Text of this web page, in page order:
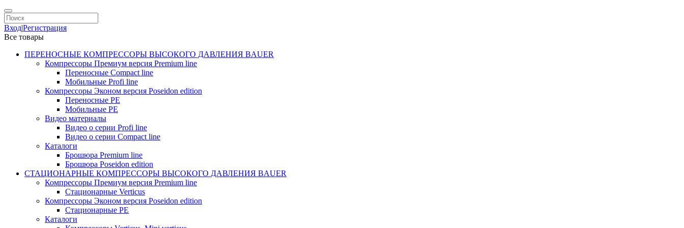
Вход|Регистрация
Все товары
ПЕРЕНОСНЫЕ КОМПРЕССОРЫ ВЫСОКОГО ДАВЛЕНИЯ BAUER
Компрессоры Премиум версия Premium line
Переносные Compact line
Мобильные Profi line
Компрессоры Эконом версия Poseidon edition
Переносные PE
Мобильные PE
Видео материалы
Видео о серии Profi line
Видео о серии Compact line
Каталоги
Брошюра Premium line
Брошюра Poseidon edition
СТАЦИОНАРНЫЕ КОМПРЕССОРЫ ВЫСОКОГО ДАВЛЕНИЯ BAUER
Компрессоры Премиум версия Premium line
Стационарные Verticus
Компрессоры Эконом версия Poseidon edition
Стационарные PE
Каталоги